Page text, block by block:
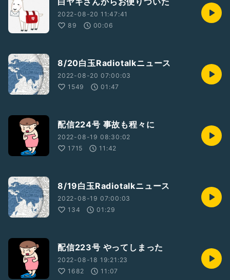
2022-08-20 11:47:41
89
00:06
8/20白玉Radiotalkニュース
2022-08-20 07:00:03
1549
01:47
配信224号 事故も程々に
2022-08-19 08:30:02
1715
11:42
8/19白玉Radiotalkニュース
2022-08-19 07:00:03
134
01:29
配信223号 やってしまった
2022-08-18 19:21:23
1682
11:07